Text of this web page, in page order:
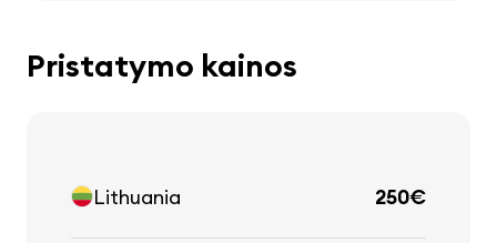
Pristatymo kainos
Lithuania 250€